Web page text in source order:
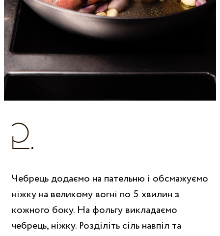
Чебрець додаємо на пательню і обсмажуємо
ніжку на великому вогні по 5 хвилин з
кожного боку. На фольгу викладаємо
чебрець, ніжку. Розділіть сіль навпіл та